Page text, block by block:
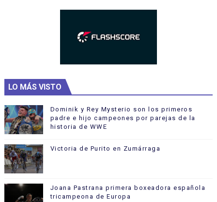
LO MÁS VISTO
Dominik y Rey Mysterio son los primeros
padre e hijo campeones por parejas de la
historia de WWE
Victoria de Purito en Zumárraga
Joana Pastrana primera boxeadora española
tricampeona de Europa